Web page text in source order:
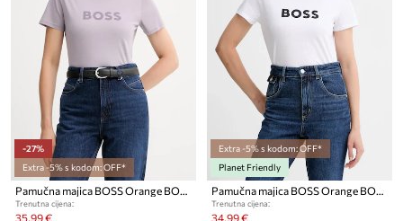
-27%
Extra -5% s kodom: OFF*
Pamučna majica BOSS Orange BOSS ORANGE C_Elogo_5
Trenutna cijena:
35,99 €
Extra -5% s kodom: OFF*
Planet Friendly
Pamučna majica BOSS Orange BOSS ORANGE C_Elogo_5
Trenutna cijena:
34,99 €